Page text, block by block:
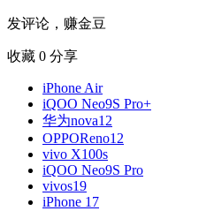
发评论，赚金豆
收藏 0 分享
iPhone Air
iQOO Neo9S Pro+
华为nova12
OPPOReno12
vivo X100s
iQOO Neo9S Pro
vivos19
iPhone 17